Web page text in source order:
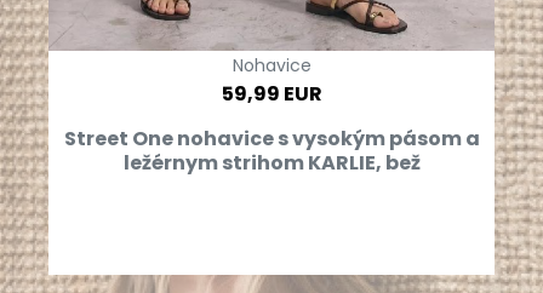
Nohavice
59,99 EUR
Street One nohavice s vysokým pásom a
ležérnym strihom KARLIE, bež